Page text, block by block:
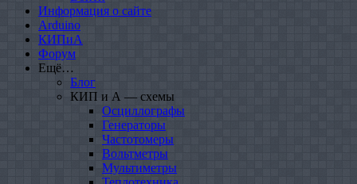
Информация о сайте
Arduino
КИПиА
Форум
Ещё…
Блог
КИП и А — схемы
Осциллографы
Генераторы
Частотомеры
Вольтметры
Мультиметры